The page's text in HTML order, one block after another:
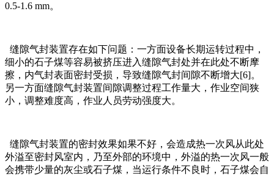
0.5-1.6 mm。
缝隙气封装置存在如下问题：一方面设备长期运转过程中，
细小的石子煤等容易被挤压进入缝隙气封处并在此处不断摩
擦，内气封表面密封受损，导致缝隙气封间隙不断增大[6]。
另一方面缝隙气封装置间隙调整过程工作量大，作业空间狭
小，调整难度高，作业人员劳动强度大。
缝隙气封装置的密封效果如果不好，会造成热一次风从此处
外溢至密封风室内，乃至外部的环境中，外溢的热一次风一般
会携带少量的灰尘或石子煤，当运行条件不良时，石子煤会自